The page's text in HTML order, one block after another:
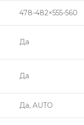
478-482×555-560
Да
Да
Да, AUTO